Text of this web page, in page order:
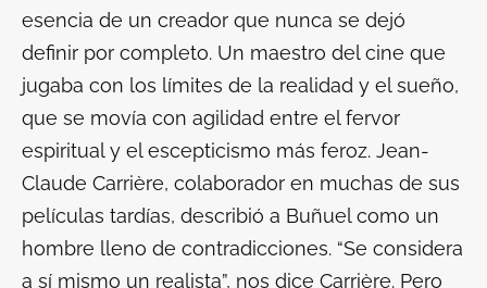
esencia de un creador que nunca se dejó
definir por completo. Un maestro del cine que
jugaba con los límites de la realidad y el sueño,
que se movía con agilidad entre el fervor
espiritual y el escepticismo más feroz. Jean-
Claude Carrière, colaborador en muchas de sus
películas tardías, describió a Buñuel como un
hombre lleno de contradicciones. “Se considera
a sí mismo un realista”, nos dice Carrière. Pero